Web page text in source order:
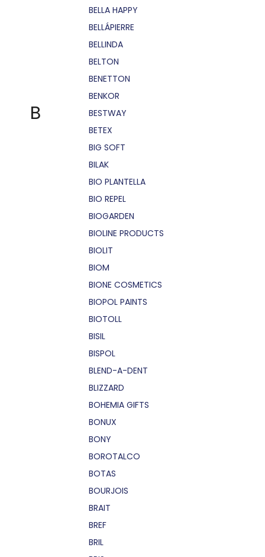
B
BELLA HAPPY
BELLÁPIERRE
BELLINDA
BELTON
BENETTON
BENKOR
BESTWAY
BETEX
BIG SOFT
BILAK
BIO PLANTELLA
BIO REPEL
BIOGARDEN
BIOLINE PRODUCTS
BIOLIT
BIOM
BIONE COSMETICS
BIOPOL PAINTS
BIOTOLL
BISIL
BISPOL
BLEND-A-DENT
BLIZZARD
BOHEMIA GIFTS
BONUX
BONY
BOROTALCO
BOTAS
BOURJOIS
BRAIT
BREF
BRIL